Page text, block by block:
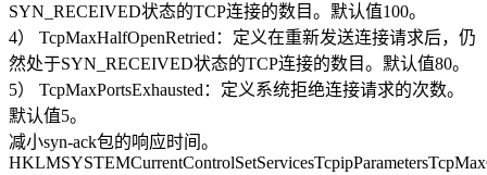
SYN_RECEIVED状态的TCP连接的数目。默认值100。
4） TcpMaxHalfOpenRetried：定义在重新发送连接请求后，仍
然处于SYN_RECEIVED状态的TCP连接的数目。默认值80。
5） TcpMaxPortsExhausted：定义系统拒绝连接请求的次数。
默认值5。
减小syn-ack包的响应时间。